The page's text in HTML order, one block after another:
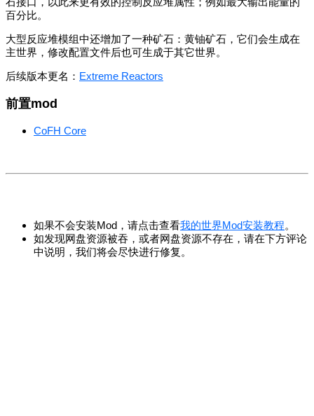
百分比。
大型反应堆模组中还增加了一种矿石：黄铀矿石，它们会生成在
主世界，修改配置文件后也可生成于其它世界。
后续版本更名： Extreme Reactors
前置mod
CoFH Core
如果不会安装Mod，请点击查看我的世界Mod安装教程。
如发现网盘资源被吞，或者网盘资源不存在，请在下方评论
中说明，我们将会尽快进行修复。